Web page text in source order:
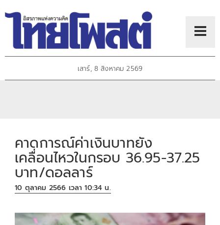
เสาร์, 8 สิงหาคม 2569
คาดการณ์ค่าเงินบาทยัง
เคลื่อนไหวในกรอบ 36.95-37.25
บาท/ดอลลาร์
10 ตุลาคม 2566 เวลา 10:34 น.